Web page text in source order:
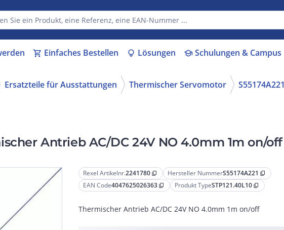
shopping_cart Einfaches Bestellen lightbulb Lösungen schoolSchulungen & Campus
Ersatzteile für Ausstattungen Thermischer Servomotor S55174A221
Antrieb AC/DC 24V NO 4.0mm 1m on/off
Rexel Artikelnr.2241780 content_copy Hersteller NummerS55174A221 content_copy
EAN Code4047625026363 content_copy Produkt TypeSTP121.40L10 content_copy
Thermischer Antrieb AC/DC 24V NO 4.0mm 1m on/off